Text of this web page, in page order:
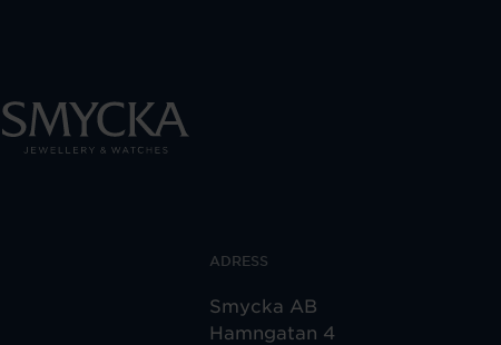
ADRESS
Smycka AB
Hamngatan 4